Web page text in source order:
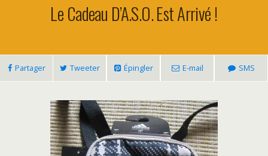
Le Cadeau D’A.S.O. Est Arrivé !
Partager Tweeter Épingler E-mail SMS